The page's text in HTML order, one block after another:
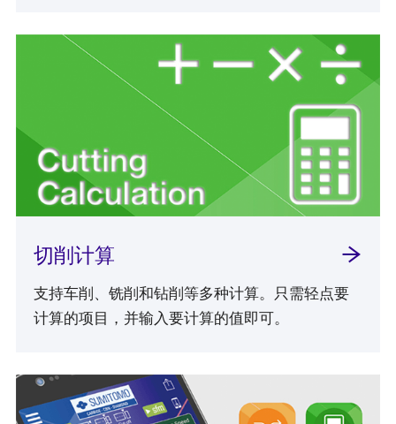
切削计算
支持车削、铣削和钻削等多种计算。只需轻点要
计算的项目，并输入要计算的值即可。